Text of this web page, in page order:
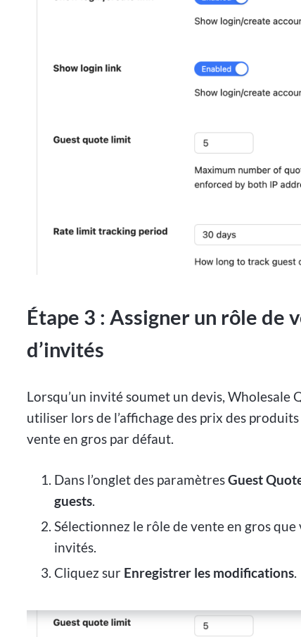
Étape 3 : Assigner un rôle de
d’invités
Lorsqu’un invité soumet un devis,
utiliser lors de l’affichage des prix des
vente en gros par défaut.
Dans l’onglet des paramètresGuest
guests.
Sélectionnez le rôle de vente en gros
invités.
Cliquez sur Enregistrer les modifications.